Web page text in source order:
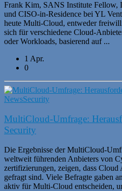
Frank Kim, SANS Institute Fellow,
und CISO-in-Residence bei YL
heute Multi-Cloud, entweder
sich für verschiedene Cloud-
oder Workloads, basierend auf ...
1 Apr.
0
NewsSecurity
MultiCloud-Umfrage:
Security
Die Ergebnisse der MultiCloud-
weltweit führenden Anbieters von
zertifizierungen, zeigen, dass Cloud
gefragt sind. Viele Befragte gaben
aktiv für Multi-Cloud entscheiden,